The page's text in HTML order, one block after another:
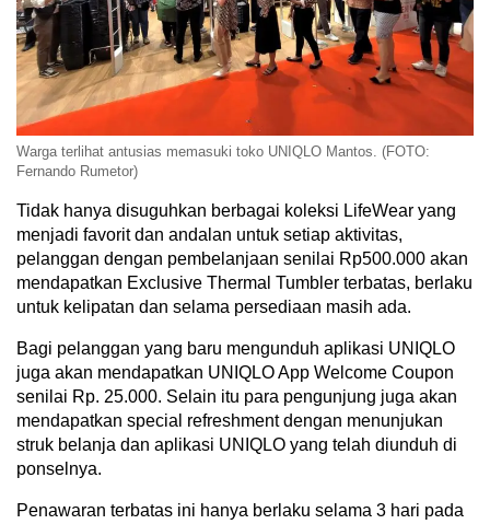
Warga terlihat antusias memasuki toko UNIQLO Mantos. (FOTO:
Fernando Rumetor)
Tidak hanya disuguhkan berbagai koleksi LifeWear yang
menjadi favorit dan andalan untuk setiap aktivitas,
pelanggan dengan pembelanjaan senilai Rp500.000 akan
mendapatkan Exclusive Thermal Tumbler terbatas, berlaku
untuk kelipatan dan selama persediaan masih ada.
Bagi pelanggan yang baru mengunduh aplikasi UNIQLO
juga akan mendapatkan UNIQLO App Welcome Coupon
senilai Rp. 25.000. Selain itu para pengunjung juga akan
mendapatkan special refreshment dengan menunjukan
struk belanja dan aplikasi UNIQLO yang telah diunduh di
ponselnya.
Penawaran terbatas ini hanya berlaku selama 3 hari pada